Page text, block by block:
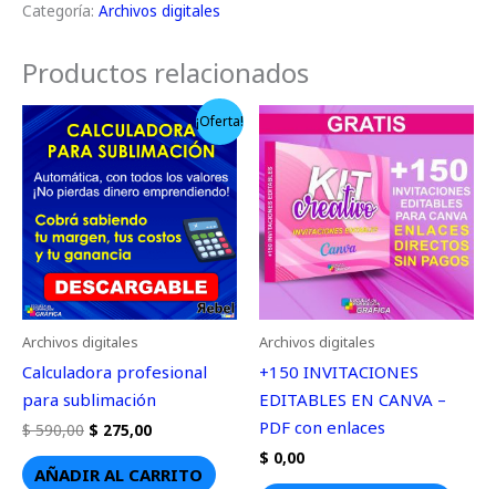
Categoría: Archivos digitales
Productos relacionados
¡Oferta!
Archivos digitales
Calculadora profesional
para sublimación
$590,00
precio
original
era:
$ 590,00.
$ 275,00
El
precio
actual
es:
$ 275,00.
AÑADIR AL CARRITO
Archivos digitales
+150 INVITACIONES
EDITABLES EN CANVA –
PDF con enlaces
$ 0,00